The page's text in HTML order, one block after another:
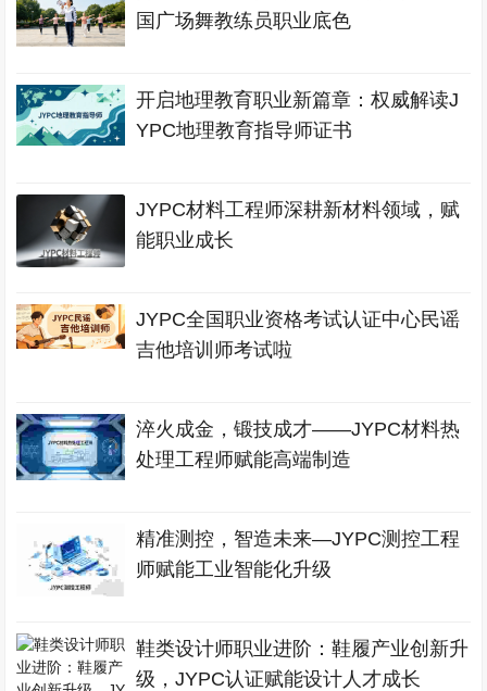
国广场舞教练员职业底色
开启地理教育职业新篇章：权威解读J
YPC地理教育指导师证书
JYPC材料工程师深耕新材料领域，赋
能职业成长
JYPC全国职业资格考试认证中心民谣
吉他培训师考试啦
淬火成金，锻技成才——JYPC材料热
处理工程师赋能高端制造
精准测控，智造未来—JYPC测控工程
师赋能工业智能化升级
鞋类设计师职业进阶：鞋履产业创新升
级，JYPC认证赋能设计人才成长